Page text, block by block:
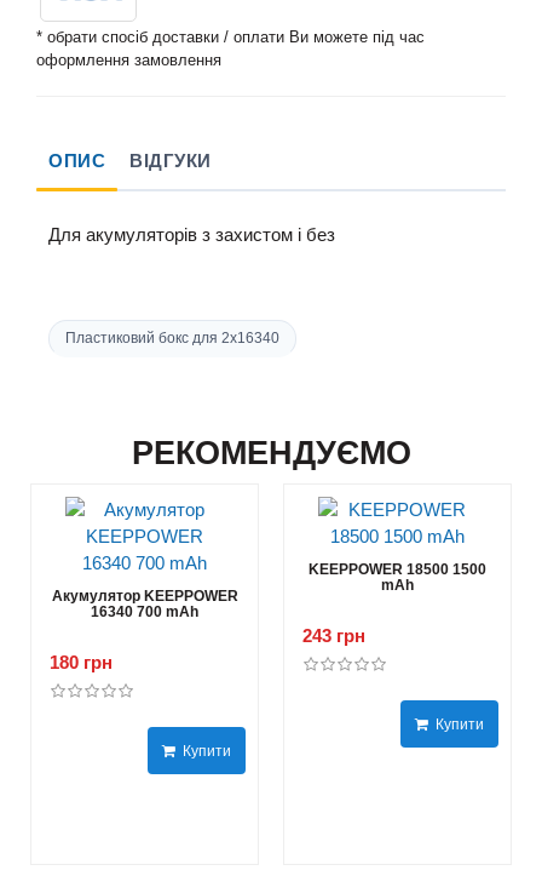
* обрати спосіб доставки / оплати Ви можете під час
оформлення замовлення
ОПИС ВІДГУКИ
Для акумуляторів з захистом і без
Пластиковий бокс для 2x16340
РЕКОМЕНДУЄМО
Акумулятор KEEPPOWER
16340 700 mAh
180 грн
Купити
KEEPPOWER 18500 1500
mAh
243 грн
Купити